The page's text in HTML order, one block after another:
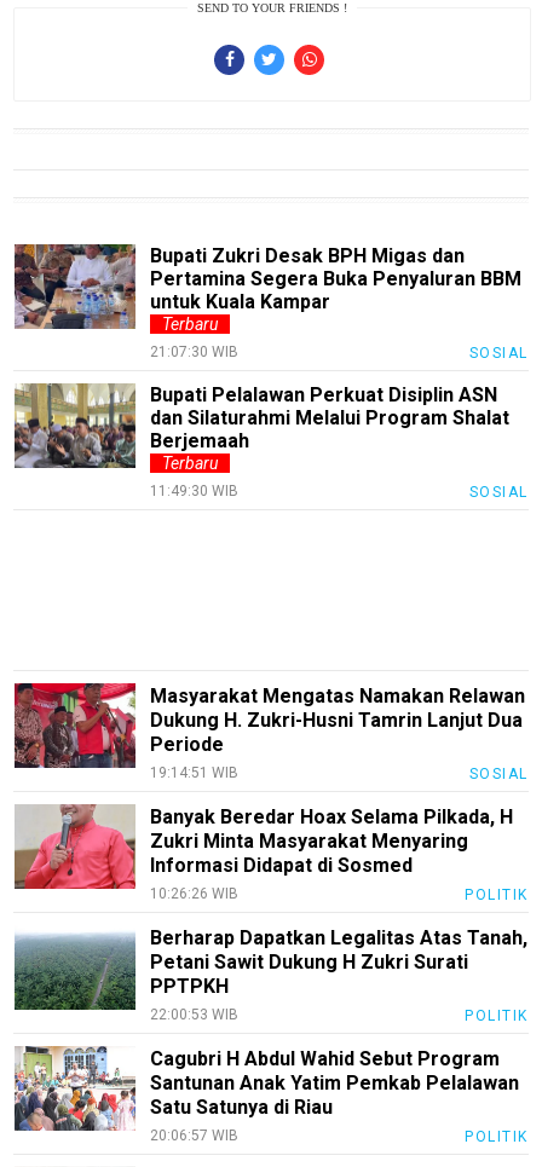
SEND TO YOUR FRIENDS !
Bupati Zukri Desak BPH Migas dan
Pertamina Segera Buka Penyaluran BBM
untuk Kuala Kampar
Terbaru
21:07:30 WIB SOSIAL
Bupati Pelalawan Perkuat Disiplin ASN
dan Silaturahmi Melalui Program Shalat
Berjemaah
Terbaru
11:49:30 WIB SOSIAL
Masyarakat Mengatas Namakan Relawan
Dukung H. Zukri-Husni Tamrin Lanjut Dua
Periode
19:14:51 WIB SOSIAL
Banyak Beredar Hoax Selama Pilkada, H
Zukri Minta Masyarakat Menyaring
Informasi Didapat di Sosmed
10:26:26 WIB POLITIK
Berharap Dapatkan Legalitas Atas Tanah,
Petani Sawit Dukung H Zukri Surati
PPTPKH
22:00:53 WIB POLITIK
Cagubri H Abdul Wahid Sebut Program
Santunan Anak Yatim Pemkab Pelalawan
Satu Satunya di Riau
20:06:57 WIB POLITIK
KuansingTerkini
Bisnis
PotensiRohil
LabuhanBatu
Info
Kode
Etik
Internal
Disclaimer
Tentang
Pedoman
Media
Siber
Index
All